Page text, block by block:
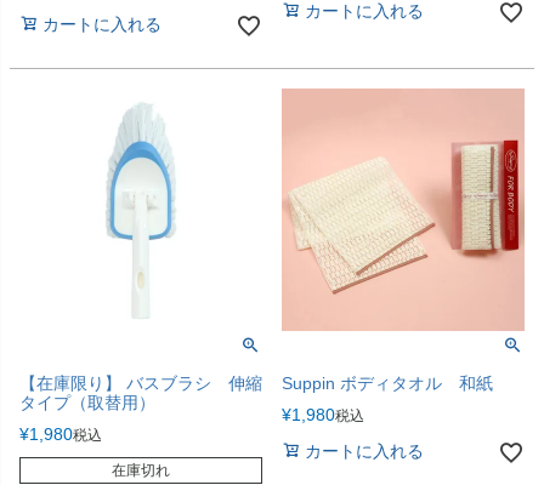
カートに入れる
カートに入れる
【在庫限り】 バスブラシ 伸縮
タイプ（取替用）
¥1,980税込
在庫切れ
Suppin ボディタオル 和紙
¥1,980税込
カートに入れる